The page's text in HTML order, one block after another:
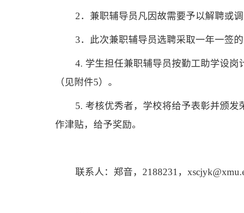
2．兼职辅导员凡因故需要予以解聘或
3．此次兼职辅导员选聘采取一年一签
4. 学生担任兼职辅导员按勤工助学设岗
（见附件5）。
5. 考核优秀者，学校将给予表彰并颁
作津贴，给予奖励。
联系人：郑音， 2188231 ，